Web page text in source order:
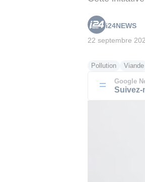
i24NEWS
22 septembre
Pollution Viande
Google